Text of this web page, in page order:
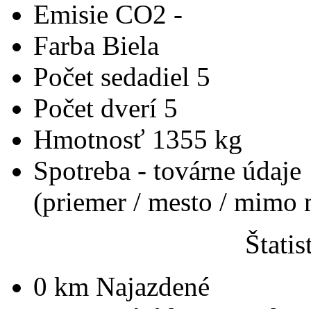
Emisie CO2 -
Farba Biela
Počet sedadiel 5
Počet dverí 5
Hmotnosť 1355 kg
Spotreba - továrne údaje
(priemer / mesto / mimo
0 km Najazdené